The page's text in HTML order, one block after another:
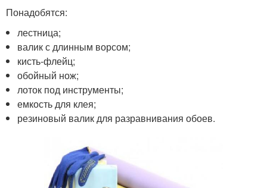
Понадобятся:
лестница;
валик с длинным ворсом;
кисть-флейц;
обойный нож;
лоток под инструменты;
емкость для клея;
резиновый валик для разравнивания обоев.